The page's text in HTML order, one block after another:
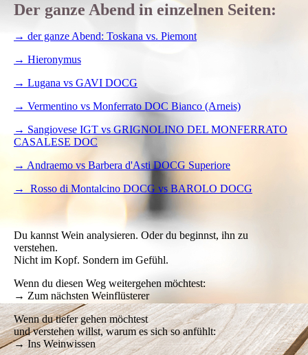
Der ganze Abend in einzelnen Seiten:
→ der ganze Abend: Toskana vs. Piemont
→ Hieronymus
→ Lugana vs GAVI DOCG
→ Vermentino vs Monferrato DOC Bianco (Arneis)
→ Sangiovese IGT vs GRIGNOLINO DEL MONFERRATO
CASALESE DOC
→ Andraemo vs Barbera d'Asti DOCG Superiore
→ Rosso di Montalcino DOCG vs BAROLO DOCG
Du kannst Wein analysieren. Oder du beginnst, ihn zu
verstehen.
Nicht im Kopf. Sondern im Gefühl.
Wenn du diesen Weg weitergehen möchtest:
→ Zum nächsten Weinflüsterer
Wenn du tiefer gehen möchtest
und verstehen willst, warum es sich so anfühlt:
→ Ins Weinwissen